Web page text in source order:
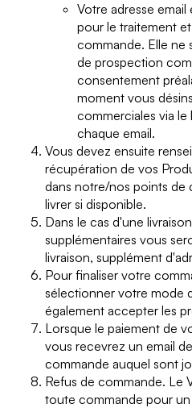
Votre adresse
pour le traitement
commande. Elle ne
de prospection
consentement
moment vous
commerciales via
chaque email.
Vous devez ensuite
récupération de vos
dans notre/nos points de
livrer si disponible.
Dans le cas d'une
supplémentaires vous
livraison, supplément
Pour finaliser votre
sélectionner votre mode
également accepter les
Lorsque le paiement de
vous recevrez un email
commande auquel sont
Refus de commande. Le
toute commande pour